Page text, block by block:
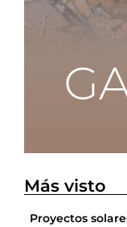
Más visto
Proyectos